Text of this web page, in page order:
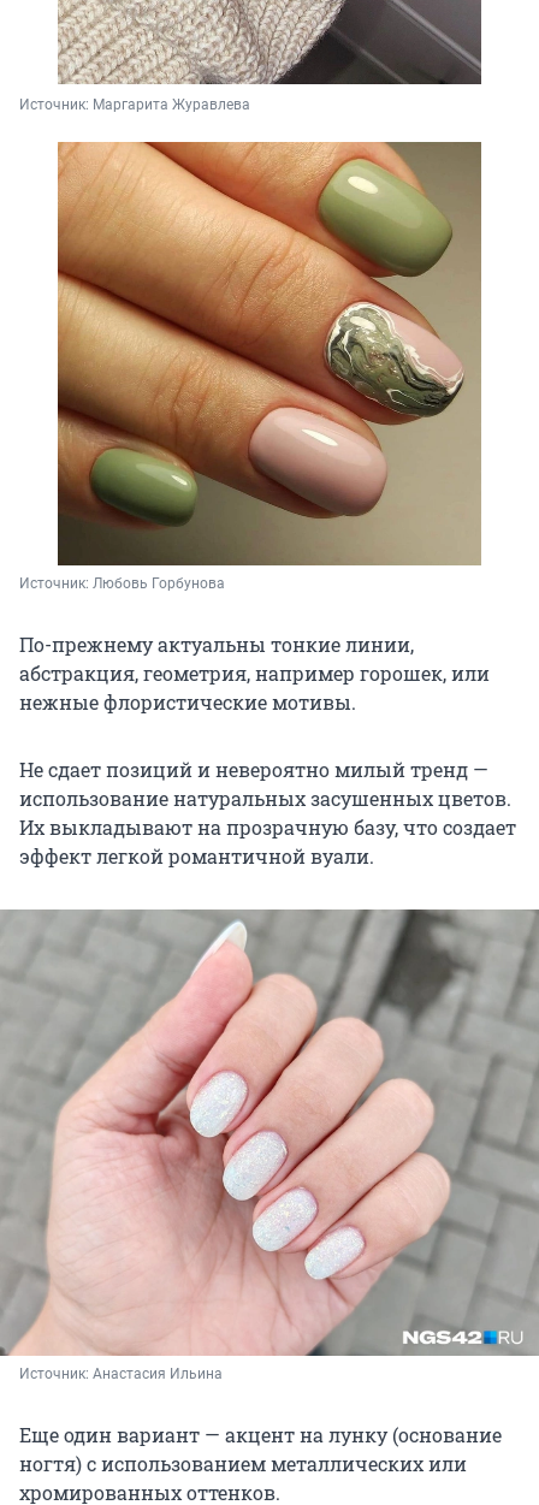
Источник: Маргарита Журавлева
Источник: Любовь Горбунова
По-прежнему актуальны тонкие линии,
абстракция, геометрия, например горошек, или
нежные флористические мотивы.
Не сдает позиций и невероятно милый тренд —
использование натуральных засушенных цветов.
Их выкладывают на прозрачную базу, что создает
эффект легкой романтичной вуали.
Источник: Анастасия Ильина
Еще один вариант — акцент на лунку (основание
ногтя) с использованием металлических или
хромированных оттенков.